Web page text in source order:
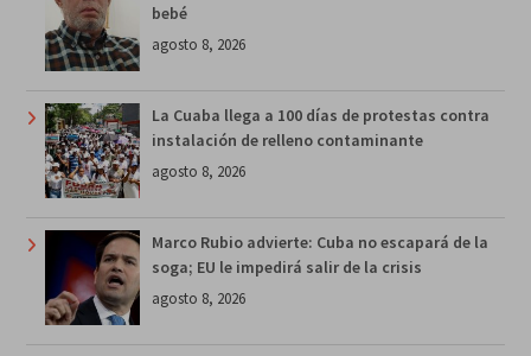
bebé
agosto 8, 2026
La Cuaba llega a 100 días de protestas contra
instalación de relleno contaminante
agosto 8, 2026
Marco Rubio advierte: Cuba no escapará de la
soga; EU le impedirá salir de la crisis
agosto 8, 2026